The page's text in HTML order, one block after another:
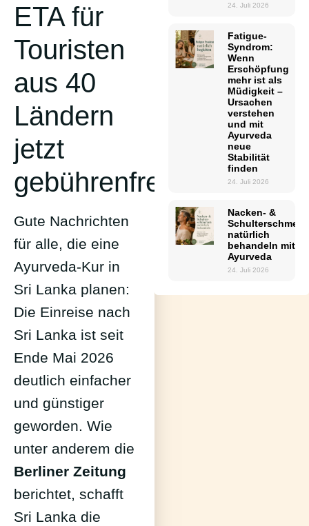
ETA für
Touristen
aus 40
Ländern
jetzt
gebührenfrei
Gute Nachrichten
für alle, die eine
Ayurveda-Kur in
Sri Lanka planen:
Die Einreise nach
Sri Lanka ist seit
Ende Mai 2026
deutlich einfacher
und günstiger
geworden. Wie
unter anderem die
Berliner Zeitung
berichtet, schafft
Sri Lanka die
24. Juli 2026
Fatigue-
Syndrom:
Wenn
Erschöpfung
mehr ist als
Müdigkeit –
Ursachen
verstehen
und mit
Ayurveda
neue
Stabilität
finden
24. Juli 2026
Nacken- &
natürlich
behandeln mit
Ayurveda
24. Juli 2026